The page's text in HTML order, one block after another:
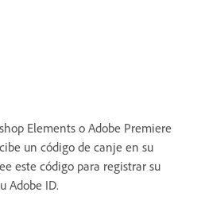
Elements o Adobe Premiere
un código de canje en su
este código para registrar su
Adobe ID.